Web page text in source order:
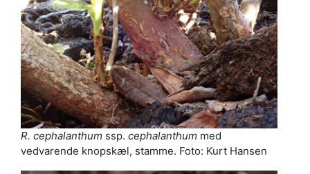
R. cephalanthum ssp. cephalanthum med
vedvarende knopskæl, stamme. Foto: Kurt Hansen